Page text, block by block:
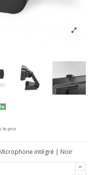
le prix
intégré | Noir